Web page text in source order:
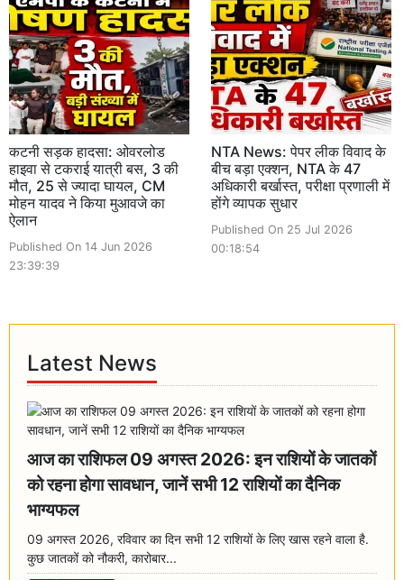
कटनी सड़क हादसा: ओवरलोड
हाइवा से टकराई यात्री बस, 3 की
मौत, 25 से ज्यादा घायल, CM
मोहन यादव ने किया मुआवजे का
ऐलान
Published On 14 Jun 2026
23:39:39
NTA News: पेपर लीक विवाद के
बीच बड़ा एक्शन, NTA के 47
अधिकारी बर्खास्त, परीक्षा प्रणाली में
होंगे व्यापक सुधार
Published On 25 Jul 2026
00:18:54
Latest News
आज का राशिफल 09 अगस्त 2026: इन राशियों के जातकों
को रहना होगा सावधान, जानें सभी 12 राशियों का दैनिक
भाग्यफल
09 अगस्त 2026, रविवार का दिन सभी 12 राशियों के लिए खास रहने वाला है.
कुछ जातकों को नौकरी, कारोबार...